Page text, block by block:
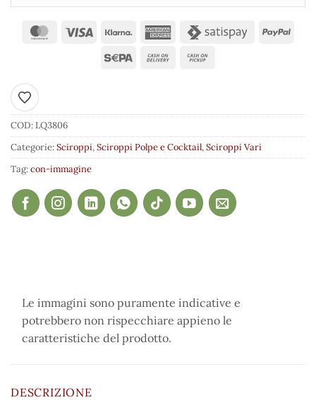
Aggiungi ai preferiti
COD:LQ3806
Categorie:Sciroppi,Sciroppi Polpe e Cocktail,Sciroppi Vari
Tag:con-immagine
Le immagini sono puramente indicative e
potrebbero non rispecchiare appieno le
caratteristiche del prodotto.
DESCRIZIONE